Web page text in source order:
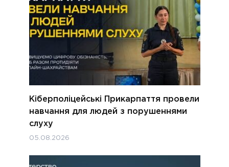
Кіберполіцейські Прикарпаття провели
навчання для людей з порушеннями
слуху
05.08.2026